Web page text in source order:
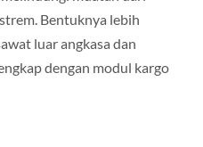
Bentuknya lebih
luar angkasa dan
dengan modul kargo